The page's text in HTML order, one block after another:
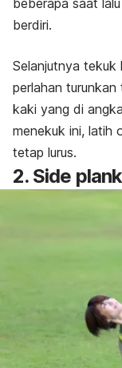
beberapa saat
berdiri.
Selanjutnya tekuk
perlahan turunkan
kaki yang di
menekuk ini, latih
tetap lurus.
2. Side plank